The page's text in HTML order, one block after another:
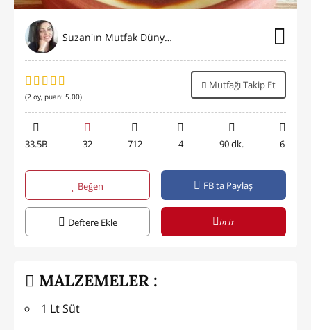
Suzan'ın Mutfak Dünyası
(2 oy, puan: 5.00)
Mutfağı Takip Et
33.5B 32 712 4 90 dk. 6
Beğen FB'ta Paylaş
Deftere Ekle in it
MALZEMELER :
1 Lt Süt